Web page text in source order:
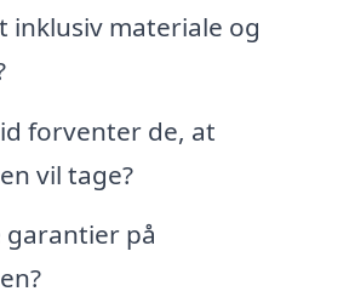
inklusiv materiale og
forventer de, at
vil tage?
garantier på